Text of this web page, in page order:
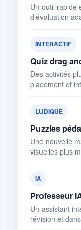
Un outil rapide
d’évaluation
INTERACTIF
Quiz drag
Des activités
placement et
LUDIQUE
Puzzles
Une nouvelle
visuelles plus
IA
Professeur
Un assistant
révision et